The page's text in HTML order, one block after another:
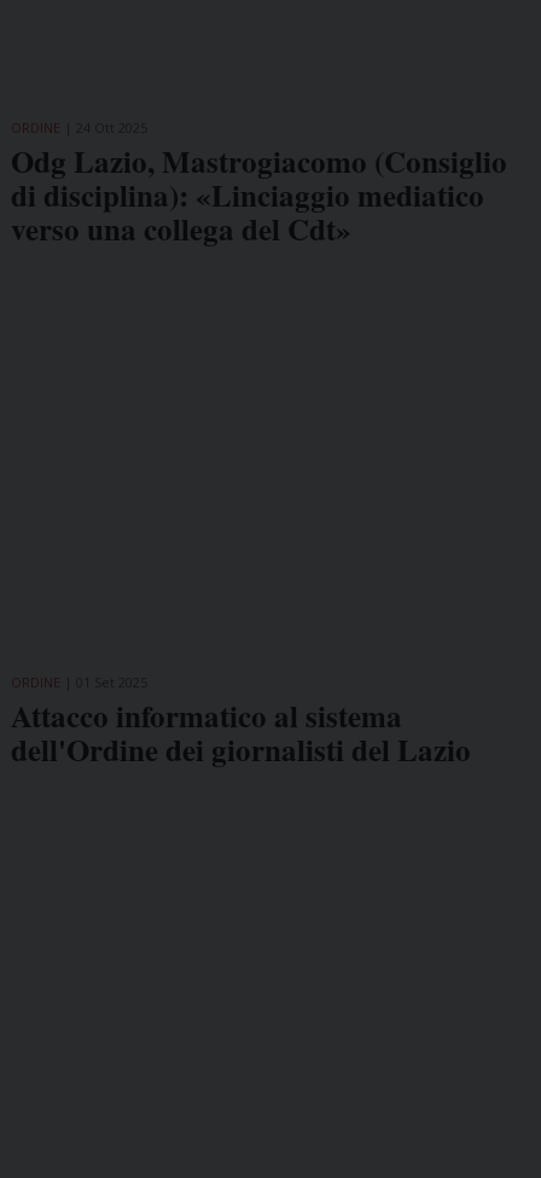
ORDINE
Odg Lazio, Mastrogiacomo (Consiglio
di disciplina): «Linciaggio mediatico
verso una collega del Cdt»
ORDINE
Attacco informatico al sistema
dell'Ordine dei giornalisti del Lazio